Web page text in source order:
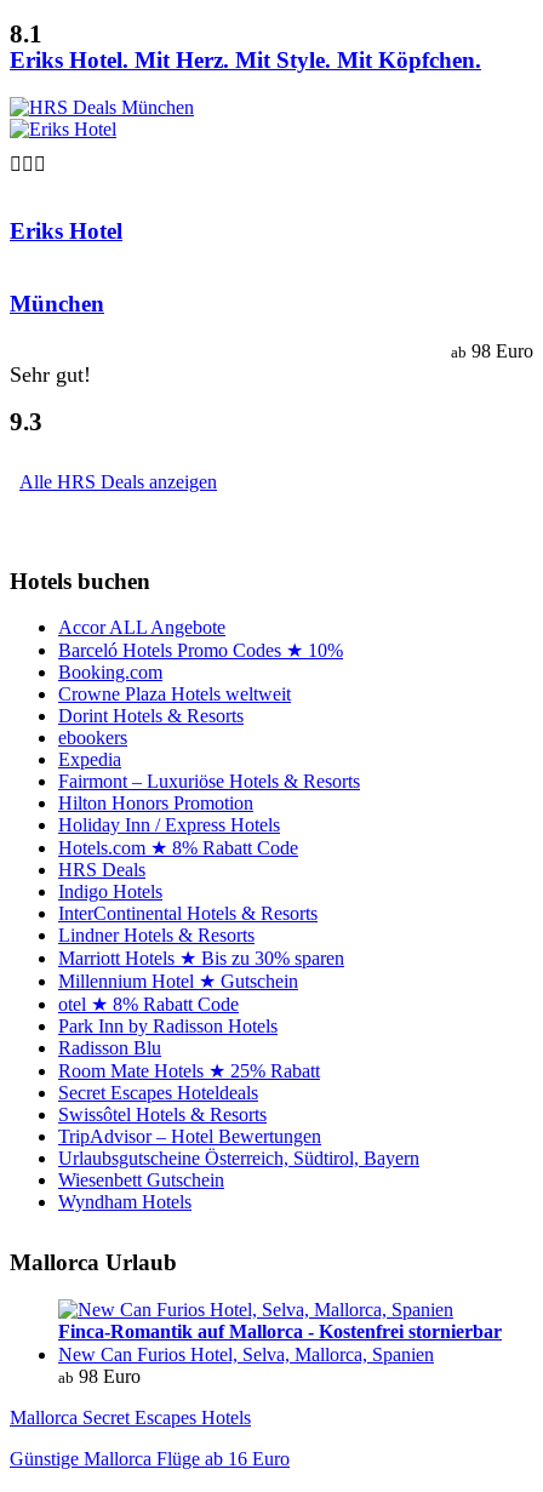
8.1
Eriks Hotel. Mit Herz. Mit Style. Mit Köpfchen.

Eriks Hotel
München
Sehr gut!
9.3
ab 98 Euro
Alle HRS Deals anzeigen
Hotels buchen
Accor ALL Angebote
Barceló Hotels Promo Codes ★ 10%
Booking.com
Crowne Plaza Hotels weltweit
Dorint Hotels & Resorts
ebookers
Expedia
Fairmont – Luxuriöse Hotels & Resorts
Hilton Honors Promotion
Holiday Inn / Express Hotels
Hotels.com ★ 8% Rabatt Code
HRS Deals
Indigo Hotels
InterContinental Hotels & Resorts
Lindner Hotels & Resorts
Marriott Hotels ★ Bis zu 30% sparen
Millennium Hotel ★ Gutschein
otel ★ 8% Rabatt Code
Park Inn by Radisson Hotels
Radisson Blu
Room Mate Hotels ★ 25% Rabatt
Secret Escapes Hoteldeals
Swissôtel Hotels & Resorts
TripAdvisor – Hotel Bewertungen
Urlaubsgutscheine Österreich, Südtirol, Bayern
Wiesenbett Gutschein
Wyndham Hotels
Mallorca Urlaub
Finca-Romantik auf Mallorca - Kostenfrei stornierbar
New Can Furios Hotel, Selva, Mallorca, Spanien
ab 98 Euro
Mallorca Secret Escapes Hotels
Günstige Mallorca Flüge ab 16 Euro